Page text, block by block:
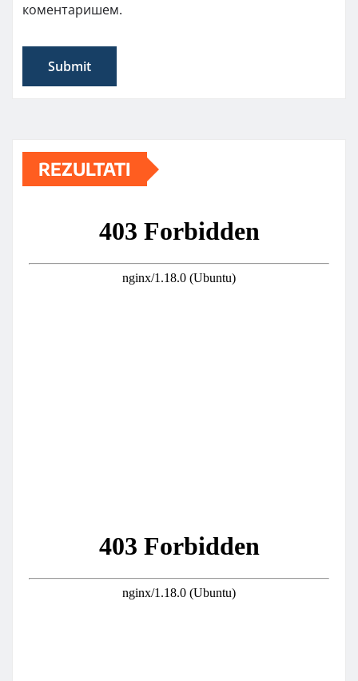
коментаришем.
REZULTATI